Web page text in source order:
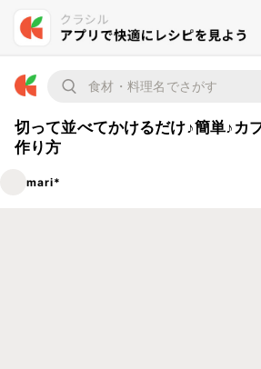
切って並べてかけるだけ♪簡単♪カ
作り方
mari*